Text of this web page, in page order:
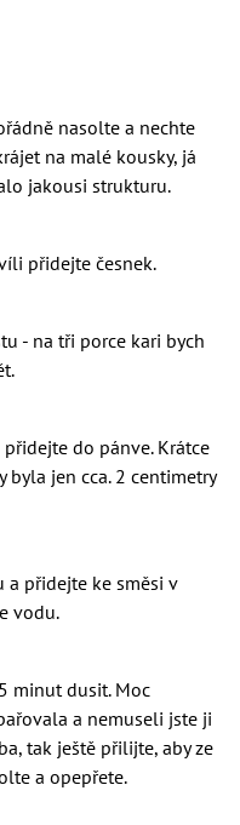
nasolte a nechte
na malé kousky, já
jakousi strukturu.
přidejte česnek.
- na tři porce kari bych
do pánve. Krátce
jen cca. 2 centimetry
přidejte ke směsi v
vodu.
minut dusit. Moc
a nemuseli jste ji
tak ještě přilijte, aby ze
a opepřete.